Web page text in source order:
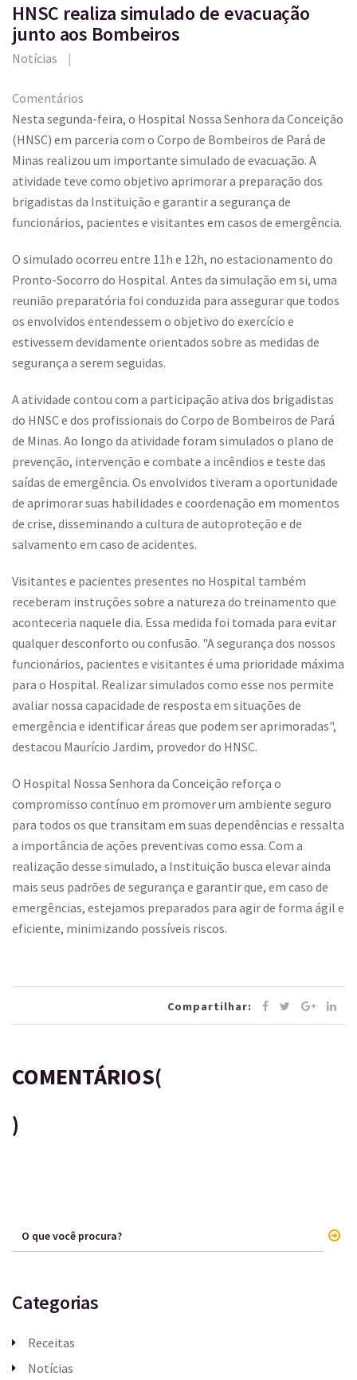
HNSC realiza simulado de evacuação
junto aos Bombeiros
Notícias
Comentários
Nesta segunda-feira, o Hospital Nossa Senhora da Conceição
(HNSC) em parceria com o Corpo de Bombeiros de Pará de
Minas realizou um importante simulado de evacuação. A
atividade teve como objetivo aprimorar a preparação dos
brigadistas da Instituição e garantir a segurança de
funcionários, pacientes e visitantes em casos de emergência.
O simulado ocorreu entre 11h e 12h, no estacionamento do
Pronto-Socorro do Hospital. Antes da simulação em si, uma
reunião preparatória foi conduzida para assegurar que todos
os envolvidos entendessem o objetivo do exercício e
estivessem devidamente orientados sobre as medidas de
segurança a serem seguidas.
A atividade contou com a participação ativa dos brigadistas
do HNSC e dos profissionais do Corpo de Bombeiros de Pará
de Minas. Ao longo da atividade foram simulados o plano de
prevenção, intervenção e combate a incêndios e teste das
saídas de emergência. Os envolvidos tiveram a oportunidade
de aprimorar suas habilidades e coordenação em momentos
de crise, disseminando a cultura de autoproteção e de
salvamento em caso de acidentes.
Visitantes e pacientes presentes no Hospital também
receberam instruções sobre a natureza do treinamento que
aconteceria naquele dia. Essa medida foi tomada para evitar
qualquer desconforto ou confusão. "A segurança dos nossos
funcionários, pacientes e visitantes é uma prioridade máxima
para o Hospital. Realizar simulados como esse nos permite
avaliar nossa capacidade de resposta em situações de
emergência e identificar áreas que podem ser aprimoradas",
destacou Maurício Jardim, provedor do HNSC.
O Hospital Nossa Senhora da Conceição reforça o
compromisso contínuo em promover um ambiente seguro
para todos os que transitam em suas dependências e ressalta
a importância de ações preventivas como essa. Com a
realização desse simulado, a Instituição busca elevar ainda
mais seus padrões de segurança e garantir que, em caso de
emergências, estejamos preparados para agir de forma ágil e
eficiente, minimizando possíveis riscos.
Compartilhar:
COMENTÁRIOS(
)
Categorias
Receitas
Notícias